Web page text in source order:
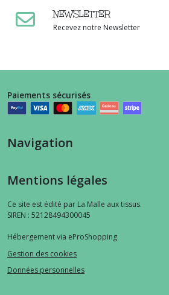
NEWSLETTER
Recevez notre Newsletter
Paiements sécurisés
Navigation
Mentions légales
Ce site est édité par La Malle aux tissus.
SIREN : 52128494300045
Hébergement via eProShopping
Gestion des cookies
Données personnelles